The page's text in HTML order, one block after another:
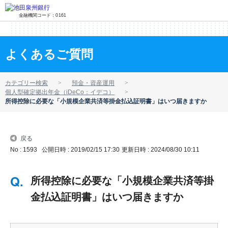
金融機関コード：0161
よくあるご質問
カテゴリー検索
預金・資産運用
個人型確定拠出年金（iDeCo：イデコ）
所得控除に必要な「小規模企業共済等掛金払込証明書」はいつ届きますか
戻る
No : 1593 公開日時 : 2019/02/15 17:30 更新日時 : 2024/08/30 10:11
所得控除に必要な「小規模企業共済等掛
金払込証明書」はいつ届きますか